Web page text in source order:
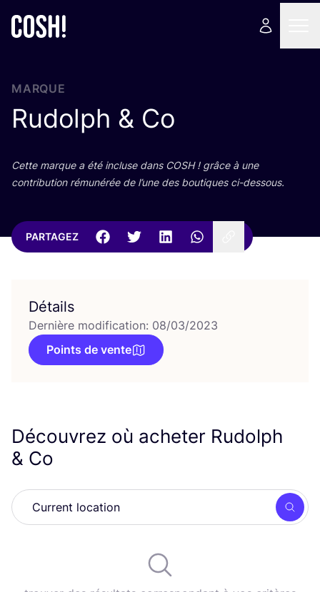
MARQUE
Rudolph & Co
Cette marque a été incluse dans COSH! grâce à une
contri­bu­tion rému­né­rée de l’une des bou­tiques ci-dessous.
PARTAGEZ
Détails
Dernière modification: 08/03/2023
Points de vente
Découvrez où acheter Rudolph
& Co